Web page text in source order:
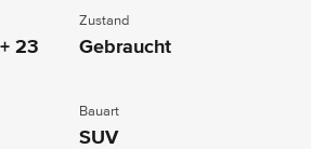
23
Zustand
Gebraucht
Bauart
SUV